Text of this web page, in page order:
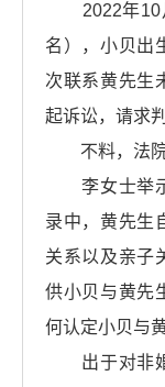
2022年10
名），小贝出
次联系黄先生
起诉讼，请求
不料，法院
李女士举示
录中，黄先生
关系以及亲子
供小贝与黄先
何认定小贝与
出于对非婚